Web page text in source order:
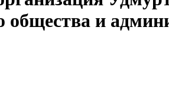
общества и